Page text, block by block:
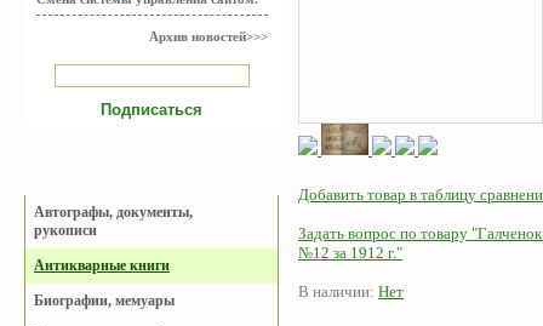
Архив новостей>>>
Автографы, документы,
рукописи
Антикварные книги
Биографии, мемуары
Добавить товар в таблицу
Задать вопрос по товару
№12 за 1912 г."
В наличии: Нет